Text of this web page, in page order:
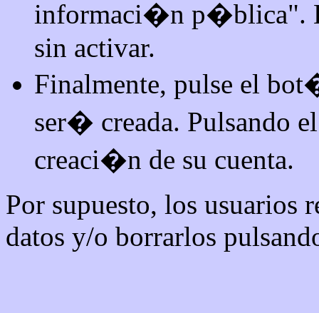
informaci�n p�blica".
sin activar.
Finalmente, pulse el
ser� creada. Pulsando
creaci�n de su cuenta.
Por supuesto, los usuarios
datos y/o borrarlos